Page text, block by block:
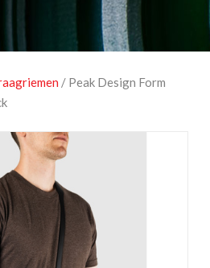
/ Peak Design Form